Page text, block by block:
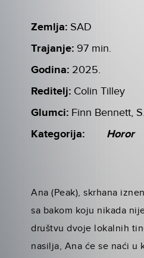
Zemlja: SAD
Trajanje: 97 min.
Godina: 2025.
Reditelj: Colin Tilley
Glumci: Finn Bennett,
Kategorija: Horor
Ana (Peak), skrhana
sa bakom koju nikada
društvu dvoje lokalnih
nasilja, Ana će se naći u